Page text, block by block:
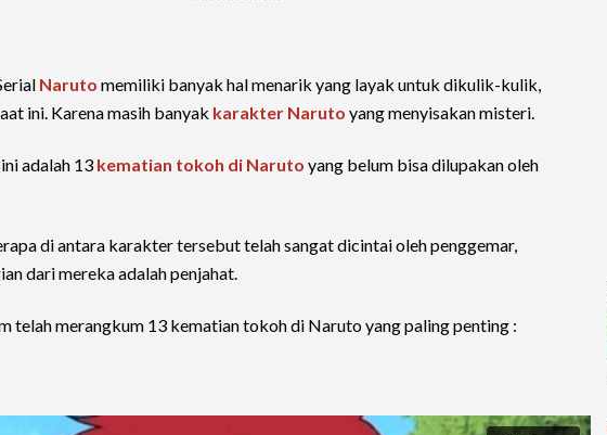
Naruto memiliki banyak hal menarik yang layak untuk dikulik-kulik,
ini. Karena masih banyak karakter Naruto yang menyisakan misteri.
adalah 13 kematian tokoh di Naruto yang belum bisa dilupakan oleh
di antara karakter tersebut telah sangat dicintai oleh penggemar,
dari mereka adalah penjahat.
telah merangkum 13 kematian tokoh di Naruto yang paling penting :